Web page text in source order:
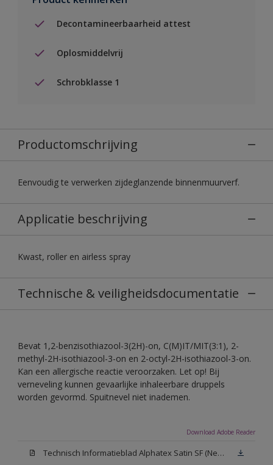
Decontamineerbaarheid attest
Oplosmiddelvrij
Schrobklasse 1
Productomschrijving
Eenvoudig te verwerken zijdeglanzende binnenmuurverf.
Applicatie beschrijving
Kwast, roller en airless spray
Technische & veiligheidsdocumentatie
Bevat 1,2-benzisothiazool-3(2H)-on, C(M)IT/MIT(3:1), 2-
methyl-2H-isothiazool-3-on en 2-octyl-2H-isothiazool-3-on.
Kan een allergische reactie veroorzaken. Let op! Bij
verneveling kunnen gevaarlijke inhaleerbare druppels
worden gevormd. Spuitnevel niet inademen.
Download Adobe Reader
Technisch Informatieblad Alphatex Satin SF (New Livery) (PDF)